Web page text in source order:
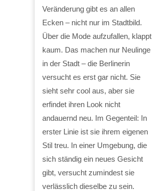
Veränderung gibt es an allen
Ecken – nicht nur im Stadtbild.
Über die Mode aufzufallen, klappt
kaum. Das machen nur Neulinge
in der Stadt – die Berlinerin
versucht es erst gar nicht. Sie
sieht sehr cool aus, aber sie
erfindet ihren Look nicht
andauernd neu. Im Gegenteil: In
erster Linie ist sie ihrem eigenen
Stil treu. In einer Umgebung, die
sich ständig ein neues Gesicht
gibt, versucht zumindest sie
verlässlich dieselbe zu sein.